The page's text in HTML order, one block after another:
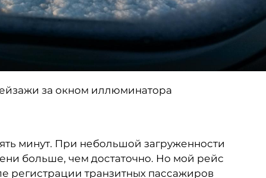
за окном иллюминатора
минут. При небольшой загруженности
больше, чем достаточно. Но мой рейс
регистрации транзитных пассажиров